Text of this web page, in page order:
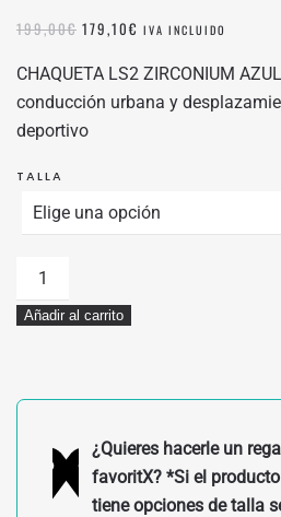
199,00€ EL
ORIGINAL
ERA:
199,00€.
179,10€ EL
ACTUAL
ES:
179,10€.
IVA INCLUIDO
CHAQUETA LS2 ZIRCONIUM
conducción urbana y
deportivo
TALLA
CHAQUETA
LS2
ZIRCONIUM
Añadir al carrito
¿Quieres hacerle un
favoritX? *Si el
tiene opciones de talla